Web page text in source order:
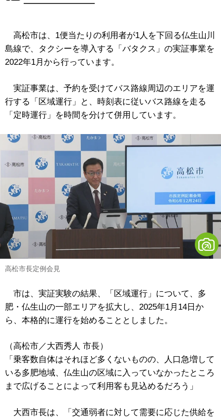
高松市は、1便当たりの利用者が1人を下回る仏生山川
島線で、タクシーを導入する「バタクス」の実証事業を
2022年1月から行っています。
実証事業は、予約を受けてバス路線周辺のエリアを運
行する「区域運行」と、時刻表に従いバス路線を走る
「定時運行」を時間を分けて併用しています。
高松市長定例会見
市は、実証実験の結果、「区域運行」について、多
肥・仏生山の一部エリアを拡大し、2025年1月14日か
ら、本格的に運行を始めることとしました。
（高松市／大西秀人 市長）
「乗客数自体はそれほど多くないものの、人口急増して
いる多肥地域、仏生山の区域に入っていなかったところ
まで広げることによって利用客も見込めるだろう」
大西市長は、「交通弱者に対して需要に応じた供給を